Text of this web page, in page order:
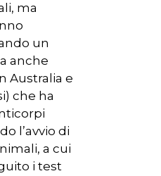
ma
un
anche
Australia e
che ha
l’avvio di
a cui
i test